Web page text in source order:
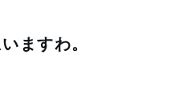
ますわ。